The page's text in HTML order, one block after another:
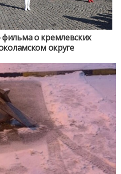
о кремлевских
округе